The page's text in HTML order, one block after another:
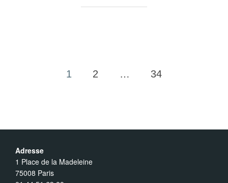
Pagination
1 2 34
Adresse
1 Place de la Madeleine
75008 Paris